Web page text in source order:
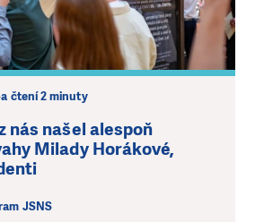
čtení 2 minuty
nás našel alespoň
Milady Horákové,
JSNS
je to nejvíce potřeba.
DAROVAT PRAVIDELNĚ